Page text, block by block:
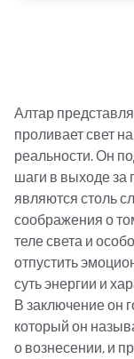
Алтар
проливает свет
реальности. Он
шаги в выходе за
являются столь
соображения о
теле света и
отпустить
суть энергии и
В заключение он
который он
о вознесении, и